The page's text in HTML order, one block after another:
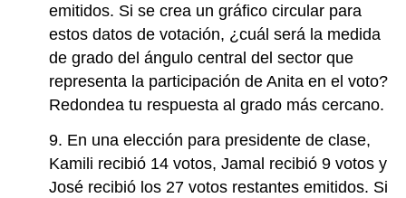
emitidos. Si se crea un gráfico circular para
estos datos de votación, ¿cuál será la medida
de grado del ángulo central del sector que
representa la participación de Anita en el voto?
Redondea tu respuesta al grado más cercano.
9. En una elección para presidente de clase,
Kamili recibió 14 votos, Jamal recibió 9 votos y
José recibió los 27 votos restantes emitidos. Si